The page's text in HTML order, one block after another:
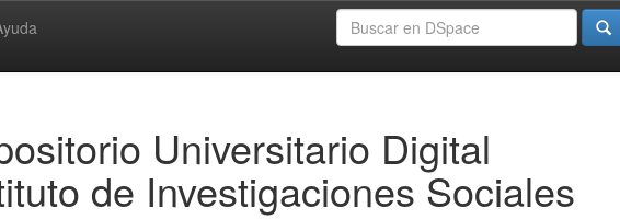
Universitario Digital
de Investigaciones Sociales